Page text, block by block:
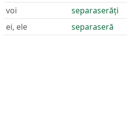
voi
separaserăți
ei, ele
separaseră